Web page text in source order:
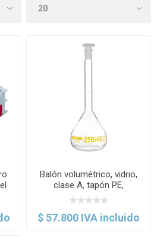
Balón volumétrico, vidrio,
clase A, tapón PE,
certificado x lote. Pobel
$ 57.800 IVA incluido